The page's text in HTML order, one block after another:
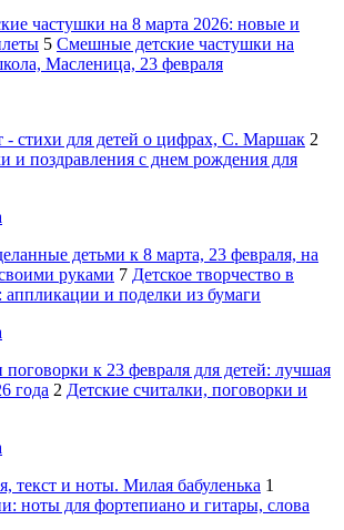
частушки на 8 марта 2026: новые и
5 Смешные детские частушки на
Масленица, 23 февраля
- стихи для детей о цифрах, С. Маршак 2
и поздравления с днем рождения для
детьми к 8 марта, 23 февраля, на
руками 7 Детское творчество в
аппликации и поделки из бумаги
к 23 февраля для детей: лучшая
года 2 Детские считалки, поговорки и
текст и ноты. Милая бабуленька 1
ноты для фортепиано и гитары, слова